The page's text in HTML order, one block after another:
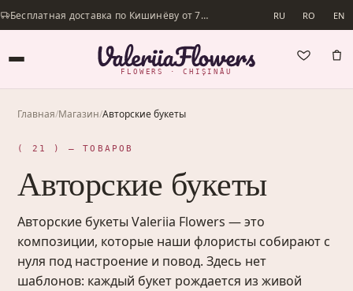
Бесплатная доставка по Кишинёву от 700 lei · Доставим в день заказа RU RO EN
FLOWERS · CHIȘINĂU
Главная/Магазин/Авторские букеты
( 21 ) — ТОВАРОВ
Авторские букеты
Авторские букеты Valeriia Flowers — это
композиции, которые наши флористы собирают с
нуля под настроение и повод. Здесь нет
шаблонов: каждый букет рождается из живой